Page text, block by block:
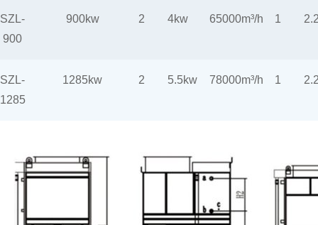
SZL-
900
900kw 2 4kw 65000m³/h 1
SZL-
1285
1285kw 2 5.5kw 78000m³/h 1